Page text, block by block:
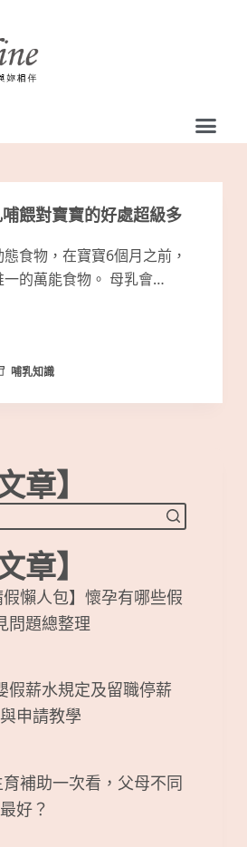
餵對寶寶的好處超級多
食物，在寶寶6個月之前，
的萬能食物。 母乳會…
哺乳知識
章】
章】
假懶人包】懷孕有哪些假
問題總整理
假薪水規定及留職停薪
申請教學
補助一次看，父母不同
好？